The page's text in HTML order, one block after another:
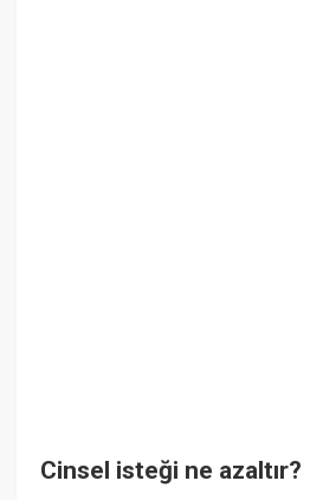
Cinsel isteği ne azaltır?